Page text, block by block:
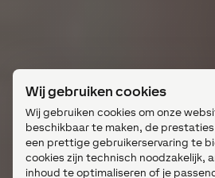
Wij gebruiken cookies
Wij gebruiken cookies om onze
beschikbaar te maken, de
een prettige gebruikerservaring te
cookies zijn technisch noodzakelijk,
inhoud te optimaliseren of je